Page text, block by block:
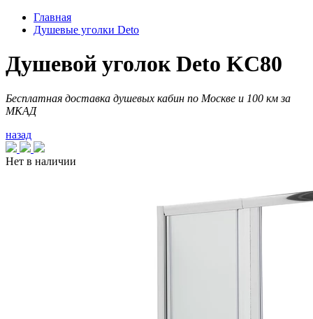
Главная
Душевые уголки Deto
Душевой уголок Deto KC80
Бесплатная доставка душевых кабин по Москве и 100 км за
МКАД
назад
Нет в наличии